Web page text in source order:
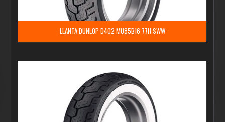
LLANTA DUNLOP D402 MU85B16 77H SWW